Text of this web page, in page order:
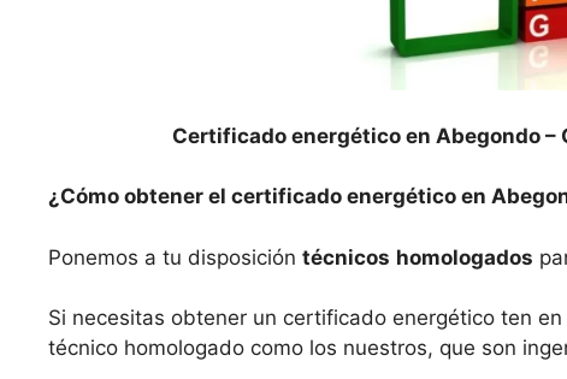
Certificado energético en Abegondo –
¿Cómo obtener el certificado energético en
Ponemos a tu disposición técnicos homologados
Si necesitas obtener un certificado energético ten
técnico homologado como los nuestros, que son